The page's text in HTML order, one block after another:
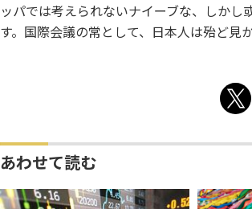
ッパでは考えられないナイーブな、しか
す。国際会議の常として、日本人は殆ど見
あわせて読む